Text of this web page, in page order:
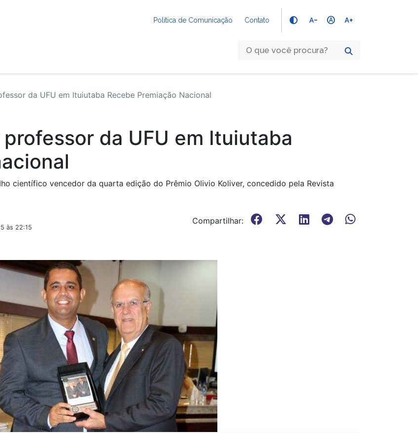
Política de Comunicação Contato text_decrease hdr_auto text_increase
da UFU em Ituiutaba Recebe Premiação Nacional
da UFU em Ituiutaba
científico vencedor da quarta edição do Prêmio Olivio Koliver, concedido pela Revista
às 22:15
Compartilhar: